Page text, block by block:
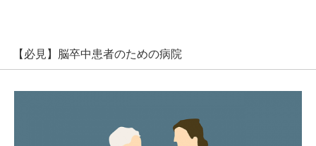
【必見】脳卒中患者のための病院